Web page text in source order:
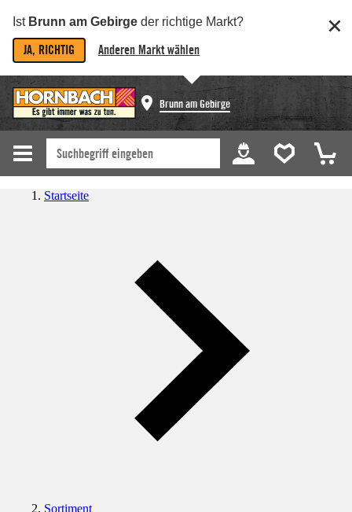
Ist Brunn am Gebirge der richtige Markt?
JA, RICHTIG Anderen Markt wählen
Brunn am Gebirge
Startseite
Sortiment